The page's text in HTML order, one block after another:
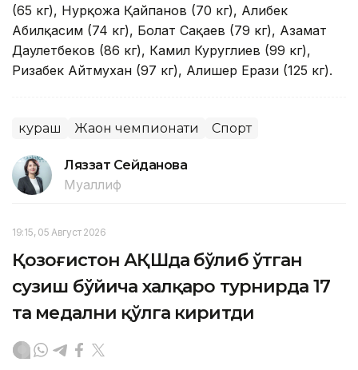
(65 кг), Нурқожа Қайпанов (70 кг), Алибек
Абилқасим (74 кг), Болат Сақаев (79 кг), Азамат
Даулетбеков (86 кг), Камил Куруглиев (99 кг),
Ризабек Айтмухан (97 кг), Алишер Ерғази (125 кг).
кураш Жаҳон чемпионати Спорт
Ляззат Сейданова
Муаллиф
19:15, 05 Август 2026
Қозоғистон АҚШда бўлиб ўтган
сузиш бўйича халқаро турнирда 17
та медални қўлга киритди